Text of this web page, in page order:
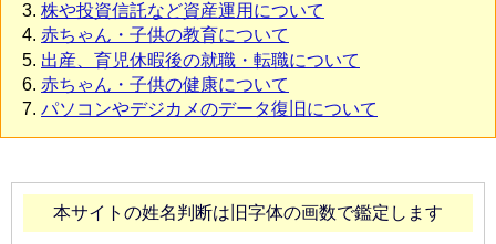
株や投資信託など資産運用について
赤ちゃん・子供の教育について
出産、育児休暇後の就職・転職について
赤ちゃん・子供の健康について
パソコンやデジカメのデータ復旧について
本サイトの姓名判断は旧字体の画数で鑑定します